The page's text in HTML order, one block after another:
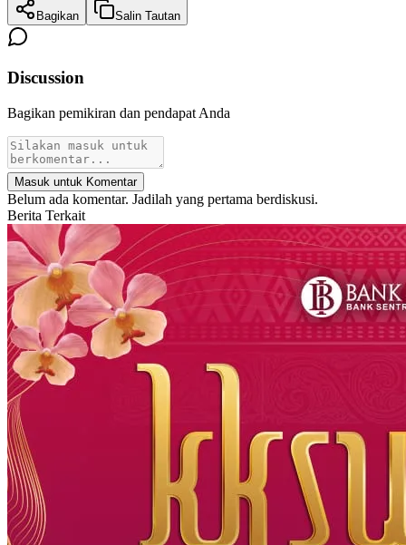
Bagikan Salin Tautan
Discussion
Bagikan pemikiran dan pendapat Anda
Masuk untuk Komentar
Belum ada komentar. Jadilah yang pertama berdiskusi.
Berita Terkait